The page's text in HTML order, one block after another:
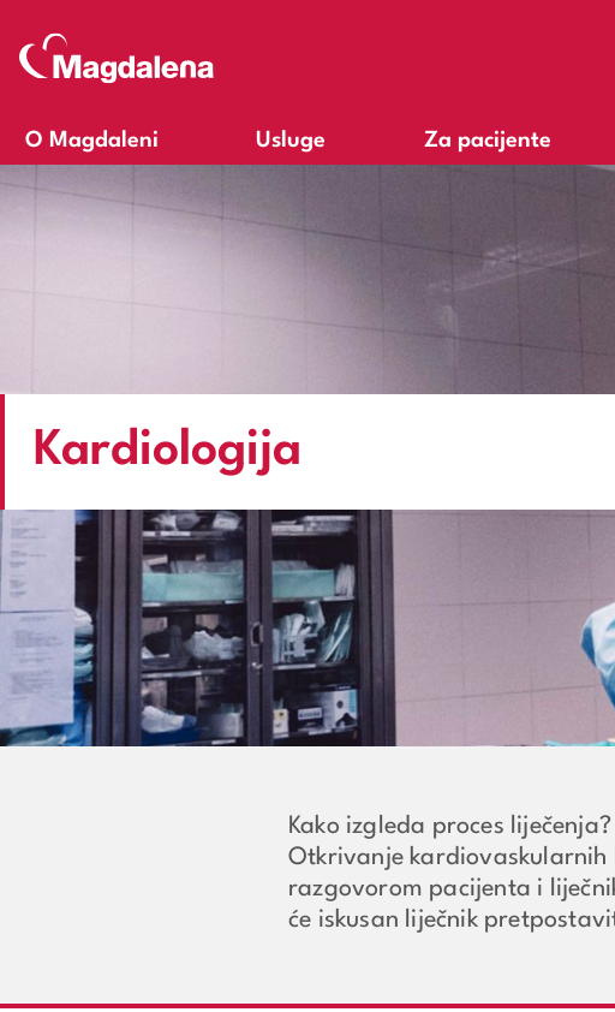
O Magdaleni Usluge Za pacijente
Kardiologija
Kako izgleda proces liječenja?
Otkrivanje kardiovaskularnih
razgovorom pacijenta i
će iskusan liječnik